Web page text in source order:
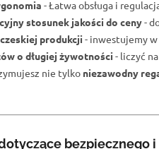
- Łatwa obsługa i
stosunek jakości do ceny-
produkcji - inwestujemy
o długiej żywotności - liczyć
nie tylko niezawodny
bezpiecznego